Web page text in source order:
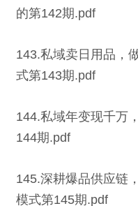
的第142期.pdf
143.私域卖日用品，
式第143期.pdf
144.私域年变现千万
144期.pdf
145.深耕爆品供应链
模式第145期.pdf